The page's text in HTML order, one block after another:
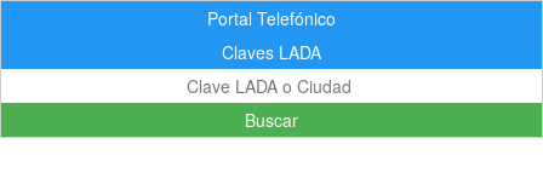
Portal Telefónico
Claves LADA
Buscar